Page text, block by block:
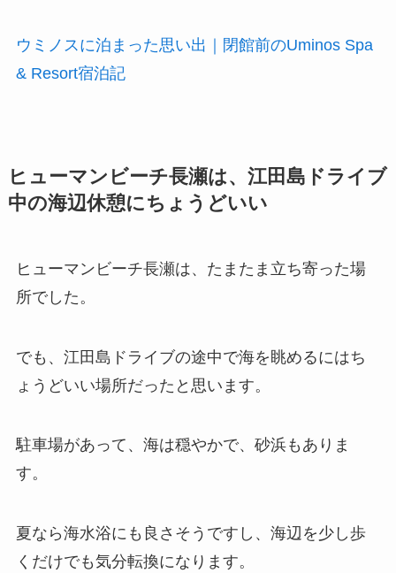
ウミノスに泊まった思い出｜閉館前のUminos Spa
& Resort宿泊記
ヒューマンビーチ長瀬は、江田島ドライブ
中の海辺休憩にちょうどいい
ヒューマンビーチ長瀬は、たまたま立ち寄った場
所でした。
でも、江田島ドライブの途中で海を眺めるにはち
ょうどいい場所だったと思います。
駐車場があって、海は穏やかで、砂浜もありま
す。
夏なら海水浴にも良さそうですし、海辺を少し歩
くだけでも気分転換になります。